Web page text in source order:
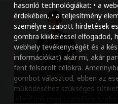
hasonló technológiákat: • a
érdekében, • a teljesítmény
személyre szabott hirdetések
gombra klikkeléssel elfogadod,
webhely tevékenységét és a
információkat) akár mi, akár
fent felsorolt célokra.
gombot választod, ebben az
működéséhez szükséges